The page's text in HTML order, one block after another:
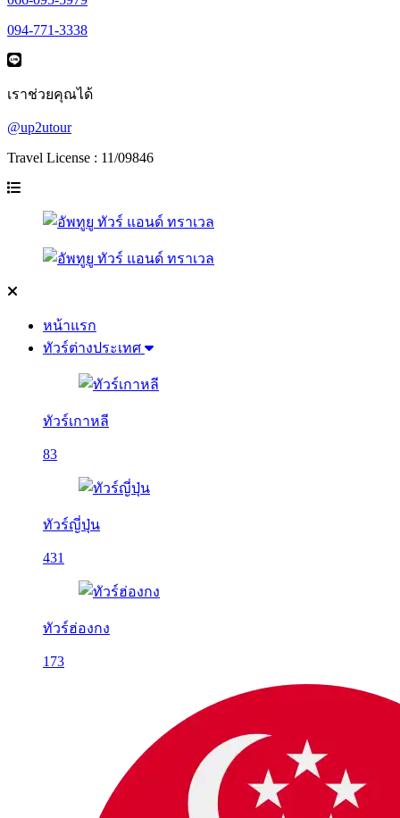
094-771-3338
เราช่วยคุณได้
@up2utour
Travel License : 11/09846
หน้าแรก
ทัวร์ต่างประเทศ
ทัวร์เกาหลี
83
ทัวร์ญี่ปุ่น
431
ทัวร์ฮ่องกง
173